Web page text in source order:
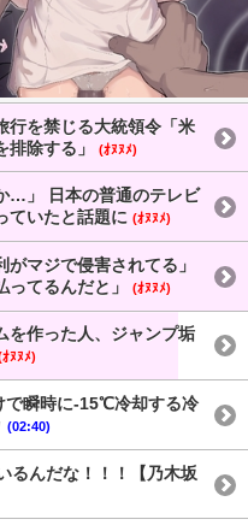
行を禁じる大統領令「米
排除する」
(ｵﾇﾇﾒ)
…」 日本の普通のテレビ
ていたと話題に (ｵﾇﾇﾒ)
マジで侵害されてる」
てるんだと」
(ｵﾇﾇﾒ)
を作った人、ジャンプ垢
ｵﾇﾇﾒ)
で瞬時に-15℃冷却する冷
(02:40)
るんだな！！！【乃木坂